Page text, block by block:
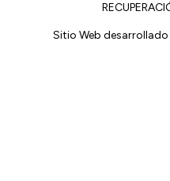
Sitio Web